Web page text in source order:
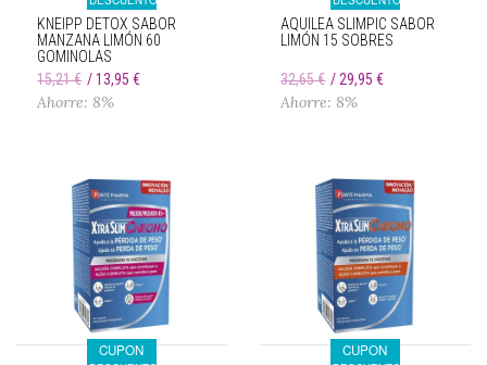
KNEIPP DETOX SABOR
MANZANA LIMÓN 60
GOMINOLAS
15,21 €
13,95 €
Ahorre: 8%
AQUILEA SLIMPIC SABOR
LIMÓN 15 SOBRES
32,65 € 29,95 €
Ahorre: 8%
CUPON CUPON